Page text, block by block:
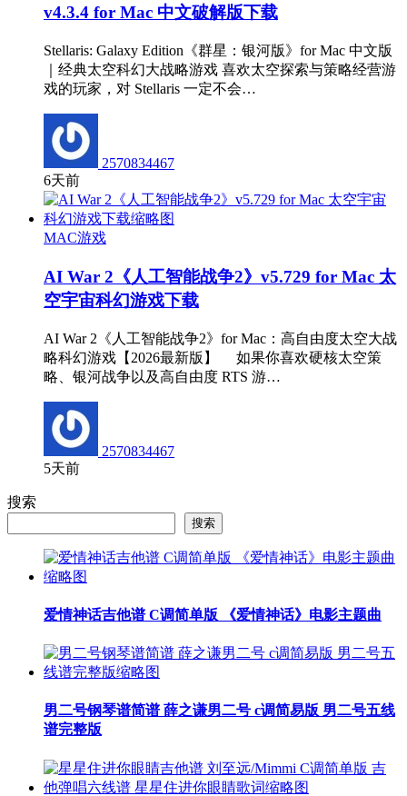
v4.3.4 for Mac 中文破解版下载
Stellaris: Galaxy Edition《群星：银河版》for Mac 中文版
｜经典太空科幻大战略游戏 喜欢太空探索与策略经营游
戏的玩家，对 Stellaris 一定不会…
2570834467
6天前
MAC游戏
AI War 2《人工智能战争2》v5.729 for Mac 太
空宇宙科幻游戏下载
AI War 2《人工智能战争2》for Mac：高自由度太空大战
略科幻游戏【2026最新版】 如果你喜欢硬核太空策
略、银河战争以及高自由度 RTS 游…
2570834467
5天前
搜索
搜索
爱情神话吉他谱 C调简单版 《爱情神话》电影主题曲
男二号钢琴谱简谱 薛之谦男二号 c调简易版 男二号五线
谱完整版